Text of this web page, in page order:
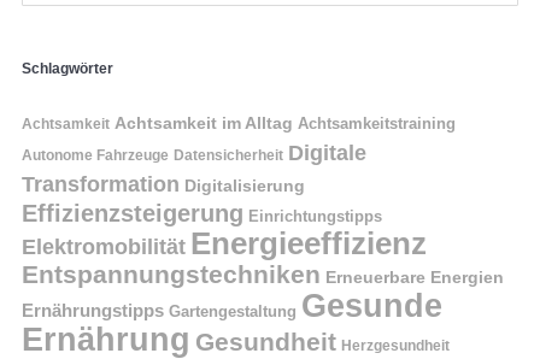
Schlagwörter
Achtsamkeit Achtsamkeit im Alltag Achtsamkeitstraining
Autonome Fahrzeuge Datensicherheit Digitale
Transformation Digitalisierung
Effizienzsteigerung Einrichtungstipps
Elektromobilität Energieeffizienz
Entspannungstechniken Erneuerbare Energien
Ernährungstipps Gartengestaltung Gesunde
Ernährung Gesundheit Herzgesundheit